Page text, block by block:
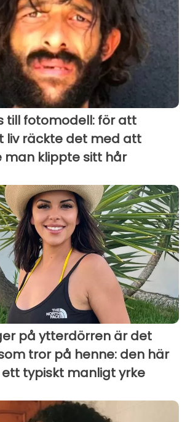
till fotomodell: för att
liv räckte det med att
man klippte sitt hår
på ytterdörren är det
tror på henne: den här
typiskt manligt yrke